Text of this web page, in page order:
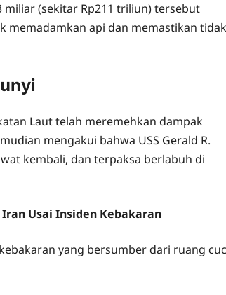
(sekitar Rp211 triliun) tersebut
memadamkan api dan memastikan tidak
Laut telah meremehkan dampak
mengakui bahwa USS Gerald R.
kembali, dan terpaksa berlabuh di
Usai Insiden Kebakaran
yang bersumber dari ruang